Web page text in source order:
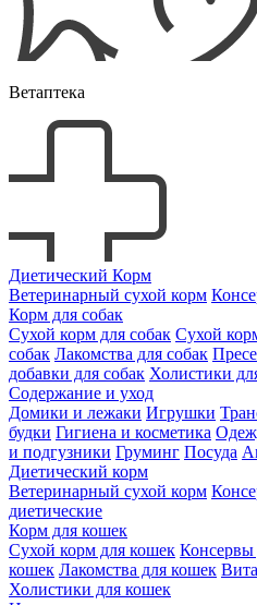
Ветаптека
Диетический Корм
Ветеринарный сухой корм
Корм для собак
Сухой корм для собак Сухой
собак Лакомства для собак
добавки для собак Холистики
Содержание и уход
Домики и лежаки Игрушки
будки Гигиена и косметика
и подгузники Груминг Посуда
Диетический корм
Ветеринарный сухой корм
диетические
Корм для кошек
Сухой корм для кошек Консервы
кошек Лакомства для кошек
Холистики для кошек